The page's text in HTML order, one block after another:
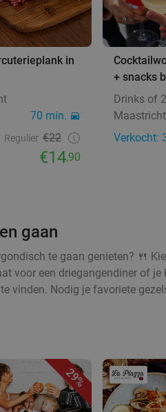
in
70 min.
Regulier €22
€14,90
+ snacks
Drinks of
Maastricht
Verkocht:
gaan
te gaan genieten? 🍴
voor een driegangendiner of
vinden. Nodig je favoriete
29%